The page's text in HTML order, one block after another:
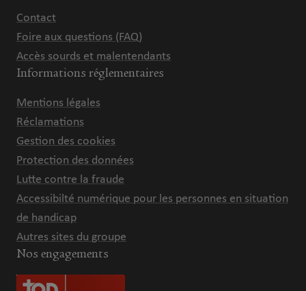
Contact
Foire aux questions (FAQ)
Accès sourds et malentendants
Informations réglementaires
Mentions légales
Réclamations
Gestion des cookies
Protection des données
Lutte contre la fraude
Accessibilté numérique pour les personnes en situation
de handicap
Autres sites du groupe
Nos engagements